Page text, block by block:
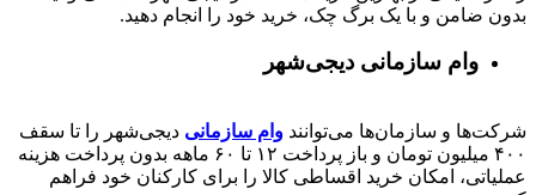
بدون ضامن و با یک برگ چک، خرید خود را انجام دهید.
وام سازمانی دیجی‌شهر
شرکت‌ها و سازمان‌ها می‌توانند وام سازمانی دیجی‌شهر را تا سقف
۴۰۰ میلیون تومان و باز پرداخت ۱۲ تا ۶۰
ماهه بدون پرداخت هزینه
عملیاتی، امکان خرید اقساطی کالا را برای کارکنان خود فراهم